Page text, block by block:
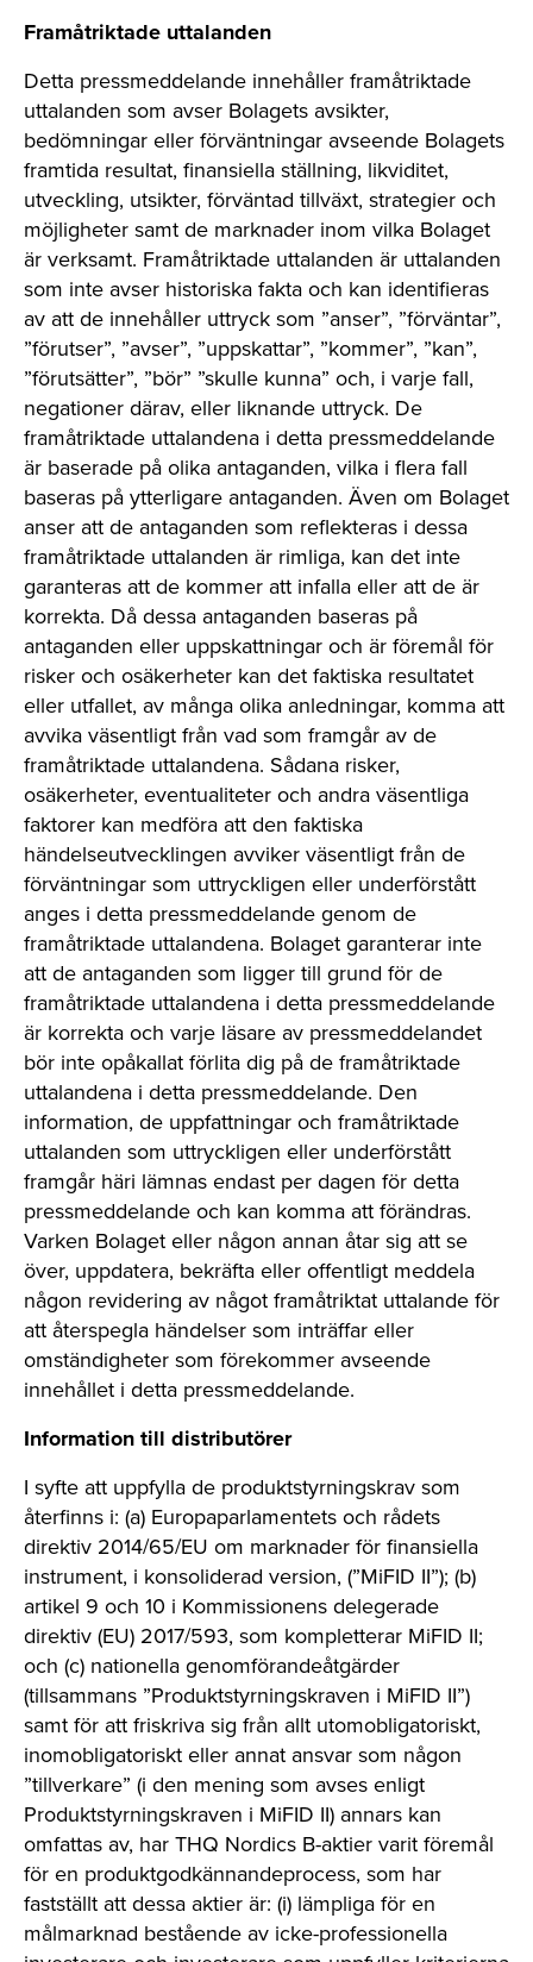
Framåtriktade uttalanden
Detta pressmeddelande innehåller framåtriktade
uttalanden som avser Bolagets avsikter,
bedömningar eller förväntningar avseende Bolagets
framtida resultat, finansiella ställning, likviditet,
utveckling, utsikter, förväntad tillväxt, strategier och
möjligheter samt de marknader inom vilka Bolaget
är verksamt. Framåtriktade uttalanden är uttalanden
som inte avser historiska fakta och kan identifieras
av att de innehåller uttryck som ”anser”, ”förväntar”,
”förutser”, ”avser”, ”uppskattar”, ”kommer”, ”kan”,
”förutsätter”, ”bör” ”skulle kunna” och, i varje fall,
negationer därav, eller liknande uttryck. De
framåtriktade uttalandena i detta pressmeddelande
är baserade på olika antaganden, vilka i flera fall
baseras på ytterligare antaganden. Även om Bolaget
anser att de antaganden som reflekteras i dessa
framåtriktade uttalanden är rimliga, kan det inte
garanteras att de kommer att infalla eller att de är
korrekta. Då dessa antaganden baseras på
antaganden eller uppskattningar och är föremål för
risker och osäkerheter kan det faktiska resultatet
eller utfallet, av många olika anledningar, komma att
avvika väsentligt från vad som framgår av de
framåtriktade uttalandena. Sådana risker,
osäkerheter, eventualiteter och andra väsentliga
faktorer kan medföra att den faktiska
händelseutvecklingen avviker väsentligt från de
förväntningar som uttryckligen eller underförstått
anges i detta pressmeddelande genom de
framåtriktade uttalandena. Bolaget garanterar inte
att de antaganden som ligger till grund för de
framåtriktade uttalandena i detta pressmeddelande
är korrekta och varje läsare av pressmeddelandet
bör inte opåkallat förlita dig på de framåtriktade
uttalandena i detta pressmeddelande. Den
information, de uppfattningar och framåtriktade
uttalanden som uttryckligen eller underförstått
framgår häri lämnas endast per dagen för detta
pressmeddelande och kan komma att förändras.
Varken Bolaget eller någon annan åtar sig att se
över, uppdatera, bekräfta eller offentligt meddela
någon revidering av något framåtriktat uttalande för
att återspegla händelser som inträffar eller
omständigheter som förekommer avseende
innehållet i detta pressmeddelande.
Information till distributörer
I syfte att uppfylla de produktstyrningskrav som
återfinns i: (a) Europaparlamentets och rådets
direktiv 2014/65/EU om marknader för finansiella
instrument, i konsoliderad version, (”MiFID II”); (b)
artikel 9 och 10 i Kommissionens delegerade
direktiv (EU) 2017/593, som kompletterar MiFID II;
och (c) nationella genomförandeåtgärder
(tillsammans ”Produktstyrningskraven i MiFID II”)
samt för att friskriva sig från allt utomobligatoriskt,
inomobligatoriskt eller annat ansvar som någon
”tillverkare” (i den mening som avses enligt
Produktstyrningskraven i MiFID II) annars kan
omfattas av, har THQ Nordics B-aktier varit föremål
för en produktgodkännandeprocess, som har
fastställt att dessa aktier är: (i) lämpliga för en
målmarknad bestående av icke-professionella